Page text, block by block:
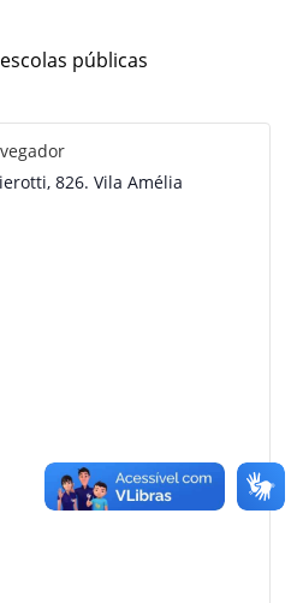
públicas
826. Vila Amélia